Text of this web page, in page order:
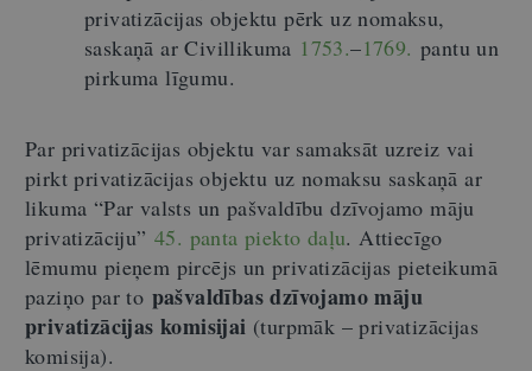
privatizācijas objektu pērk uz nomaksu,
saskaņā ar Civillikuma 1753.–1769. pantu un
pirkuma līgumu.
Par privatizācijas objektu var samaksāt uzreiz vai
pirkt privatizācijas objektu uz nomaksu saskaņā ar
likuma “Par valsts un pašvaldību dzīvojamo māju
privatizāciju”45. panta piekto daļu. Attiecīgo
lēmumu pieņem pircējs un privatizācijas pieteikumā
paziņo par to pašvaldības dzīvojamo māju
privatizācijas komisijai (turpmāk – privatizācijas
komisija).